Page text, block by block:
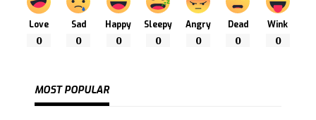
Love
0
Sad
0
Happy
0
Sleepy
0
Angry
0
Dead
0
Wink
0
MOST POPULAR